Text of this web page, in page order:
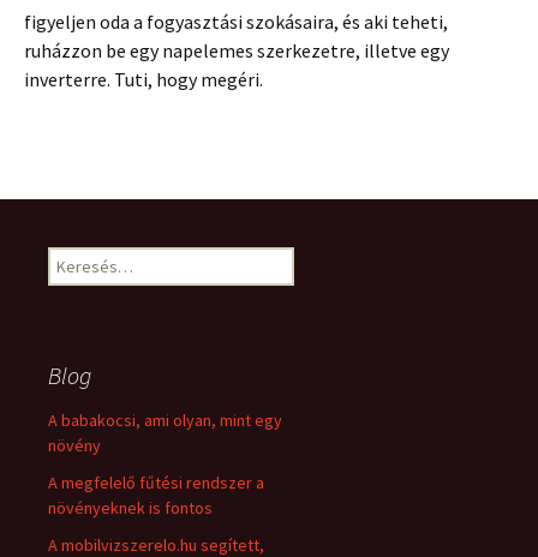
figyeljen oda a fogyasztási szokásaira, és aki teheti,
ruházzon be egy napelemes szerkezetre, illetve egy
inverterre. Tuti, hogy megéri.
Keresés:
Blog
A babakocsi, ami olyan, mint egy
növény
A megfelelő fűtési rendszer a
növényeknek is fontos
A mobilvizszerelo.hu segített,